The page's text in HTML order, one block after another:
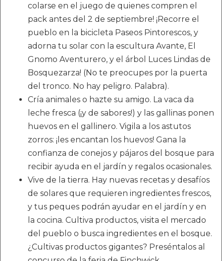
colarse en el juego de quienes compren el
pack antes del 2 de septiembre! ¡Recorre el
pueblo en la bicicleta Paseos Pintorescos, y
adorna tu solar con la escultura Avante, El
Gnomo Aventurero, y el árbol Luces Lindas de
Bosquezarza! (No te preocupes por la puerta
del tronco. No hay peligro. Palabra).
Cría animales o hazte su amigo. La vaca da
leche fresca (¡y de sabores!) y las gallinas ponen
huevos en el gallinero. Vigila a los astutos
zorros: ¡les encantan los huevos! Gana la
confianza de conejos y pájaros del bosque para
recibir ayuda en el jardín y regalos ocasionales.
Vive de la tierra. Hay nuevas recetas y desafíos
de solares que requieren ingredientes frescos,
y tus peques podrán ayudar en el jardín y en
la cocina. Cultiva productos, visita el mercado
del pueblo o busca ingredientes en el bosque.
¿Cultivas productos gigantes? Preséntalos al